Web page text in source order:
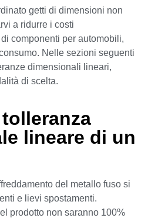
getti di dimensioni non
a ridurre i costi
componenti per automobili,
Nelle sezioni seguenti
dimensionali lineari,
di scelta.
lineare di un
del metallo fuso si
e lievi spostamenti.
prodotto non saranno 100%